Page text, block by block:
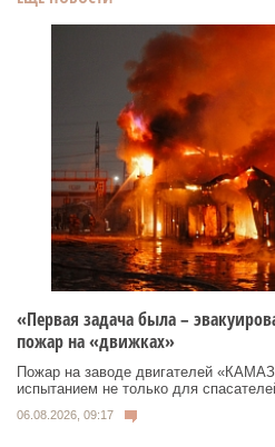
«Первая задача была –
пожар на «движках»
Пожар на заводе двигателей
испытанием не только для
06.08.2026, 09:17